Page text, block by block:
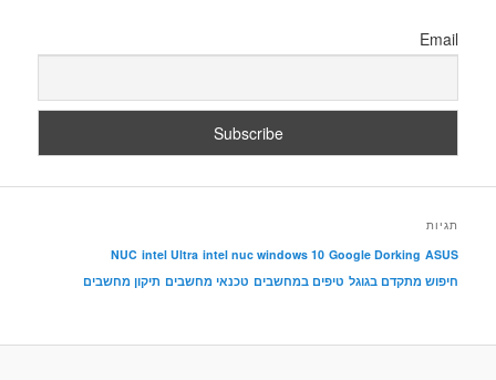
Email
תגיות
ASUS
Google Dorking
intel nuc windows 10
intel Ultra
NUC
חיפוש מתקדם בגוגל טיפים במחשבים טכנאי מחשבים תיקון מחשבים